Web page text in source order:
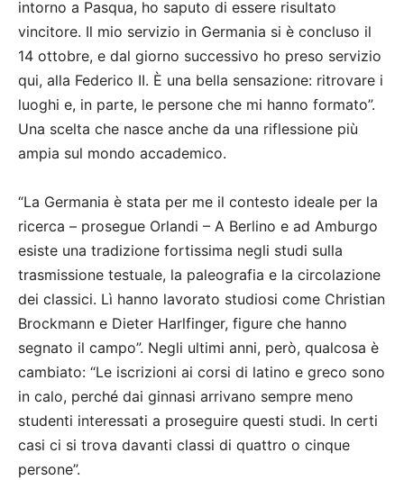
intorno a Pasqua, ho saputo di essere risultato
vincitore. Il mio servizio in Germania si è concluso il
14 ottobre, e dal giorno successivo ho preso servizio
qui, alla Federico II. È una bella sensazione: ritrovare i
luoghi e, in parte, le persone che mi hanno formato”.
Una scelta che nasce anche da una riflessione più
ampia sul mondo accademico.
“La Germania è stata per me il contesto ideale per la
ricerca – prosegue Orlandi – A Berlino e ad Amburgo
esiste una tradizione fortissima negli studi sulla
trasmissione testuale, la paleografia e la circolazione
dei classici. Lì hanno lavorato studiosi come Christian
Brockmann e Dieter Harlfinger, figure che hanno
segnato il campo”. Negli ultimi anni, però, qualcosa è
cambiato: “Le iscrizioni ai corsi di latino e greco sono
in calo, perché dai ginnasi arrivano sempre meno
studenti interessati a proseguire questi studi. In certi
casi ci si trova davanti classi di quattro o cinque
persone”.